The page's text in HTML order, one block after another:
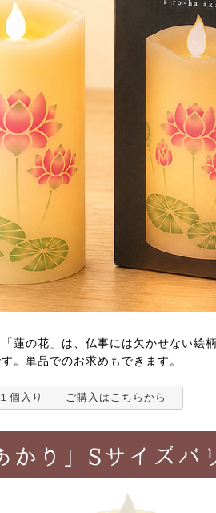
蓮の花」は、仏事には欠かせない絵
。単品でのお求めもできます。
１個入り ご購入はこちらから